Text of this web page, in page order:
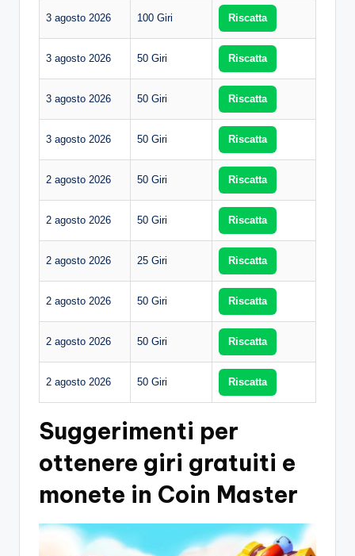
3 agosto 2026 100 Giri Riscatta
3 agosto 2026 50 Giri Riscatta
3 agosto 2026 50 Giri Riscatta
3 agosto 2026 50 Giri Riscatta
2 agosto 2026 50 Giri Riscatta
2 agosto 2026 50 Giri Riscatta
2 agosto 2026 25 Giri Riscatta
2 agosto 2026 50 Giri Riscatta
2 agosto 2026 50 Giri Riscatta
2 agosto 2026 50 Giri Riscatta
Suggerimenti per
ottenere giri gratuiti e
monete in Coin Master